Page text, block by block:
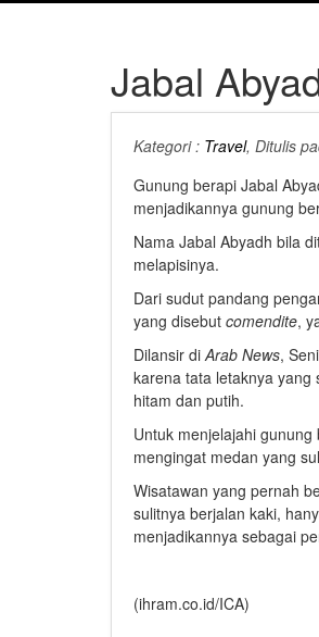
Jabal
Kategori : Travel, Ditulis
Gunung berapi Jabal
menjadikannya gunung
Nama Jabal Abyadh bila
melapisinya.
Dari sudut pandang
yang disebut comendite,
Dilansir di Arab News,
karena tata letaknya
hitam dan putih.
Untuk menjelajahi
mengingat medan yang
Wisatawan yang pernah
sulitnya berjalan kaki,
menjadikannya sebagai
(ihram.co.id/ICA)